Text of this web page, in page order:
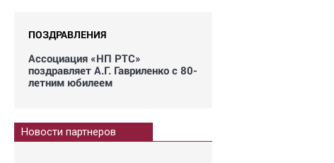
ПОЗДРАВЛЕНИЯ
Ассоциация «НП РТС»
поздравляет А.Г. Гавриленко с 80-
летним юбилеем
Новости партнеров